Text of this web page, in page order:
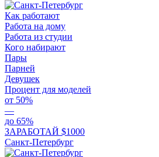
Как работают
Работа на дому
Работа из студии
Кого набирают
Пары
Парней
Девушек
Процент для моделей
от 50%
—
до 65%
ЗАРАБОТАЙ $1000
Санкт-Петербург